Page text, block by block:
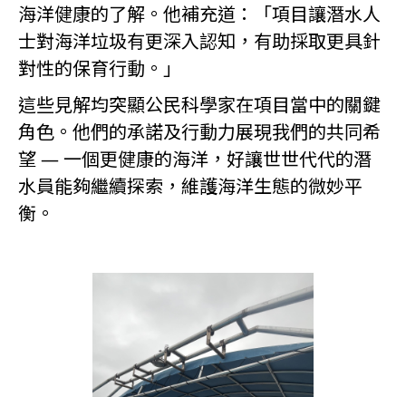
海洋健康的了解。他補充道：「項目讓潛水人
士對海洋垃圾有更深入認知，有助採取更具針
對性的保育行動。」
這些見解均突顯公民科學家在項目當中的關鍵
角色。他們的承諾及行動力展現我們的共同希
望 — 一個更健康的海洋，好讓世世代代的潛
水員能夠繼續探索，維護海洋生態的微妙平
衡。